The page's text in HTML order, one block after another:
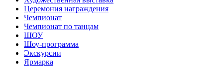
Церемония награждения
Чемпионат
Чемпионат по танцам
ШОУ
Шоу-программа
Экскурсии
Ярмарка